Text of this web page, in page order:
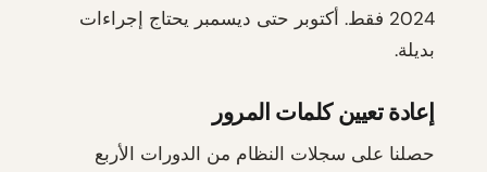
2024 فقط. أكتوبر حتى ديسمبر يحتاج إجراءات
بديلة.
إعادة تعيين كلمات المرور
حصلنا على سجلات النظام من الدورات الأربع